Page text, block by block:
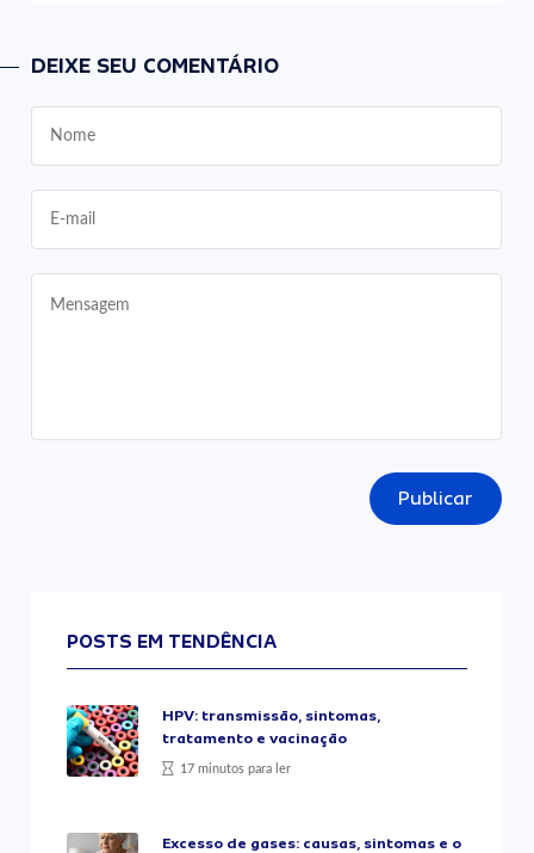
DEIXE SEU COMENTÁRIO
Publicar
POSTS EM TENDÊNCIA
HPV: transmissão, sintomas,
tratamento e vacinação
17 minutos para ler
Excesso de gases: causas, sintomas e o